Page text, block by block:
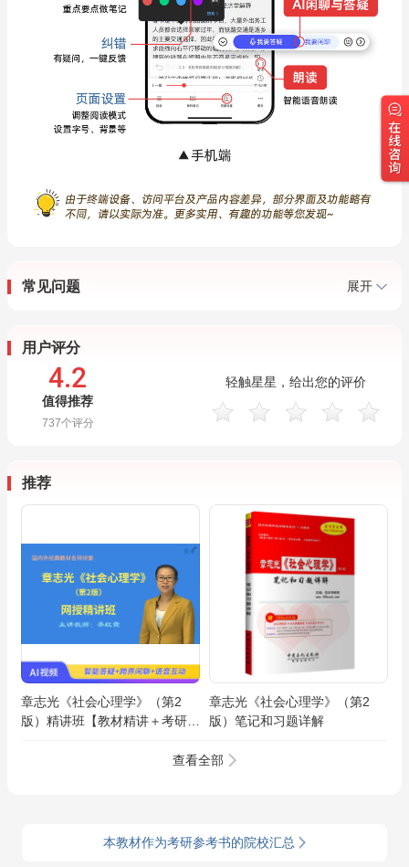
常见问题 展开
用户评分
4.2
值得推荐
737个评分
轻触星星，给出您的评价
推荐
章志光《社会心理学》（第2
版）精讲班【教材精讲＋考研真
章志光《社会心理学》（第2
版）笔记和习题详解
查看全部
本教材作为考研参考书的院校汇总